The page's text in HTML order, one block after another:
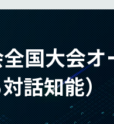
国大会
話知能）